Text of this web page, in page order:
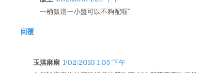
一桶飯這一小盤可以不夠配喔^^
回覆
玉淇麻麻 1/02/2010 1:05 下午